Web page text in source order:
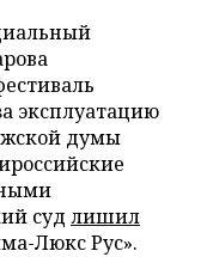
эксплуатацию
думы
суд лишил
Люкс Рус».